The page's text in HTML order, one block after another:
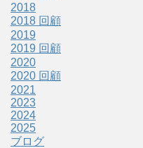
2018
2018 回顧
2019
2019 回顧
2020
2020 回顧
2021
2023
2024
2025
ブログ